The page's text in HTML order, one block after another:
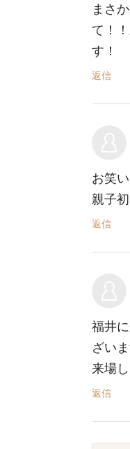
まさ
て！
す！
返信
お笑
親子
返信
福井
ざい
来場
返信